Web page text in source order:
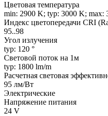
Цветовая температура
min: 2900 K; typ: 3000 K; max:
Индекс цветопередачи CRI
95..98
Угол излучения
typ: 120 °
Световой поток на 1м
typ: 1800 lm/m
Расчетная световая
95 лм/Вт
Электрические
Напряжение питания
24 V